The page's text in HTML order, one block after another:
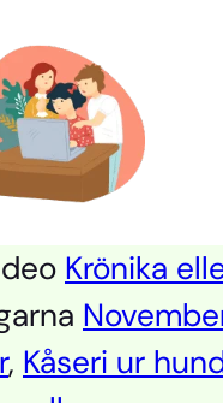
Krönika
, Kåseri ur